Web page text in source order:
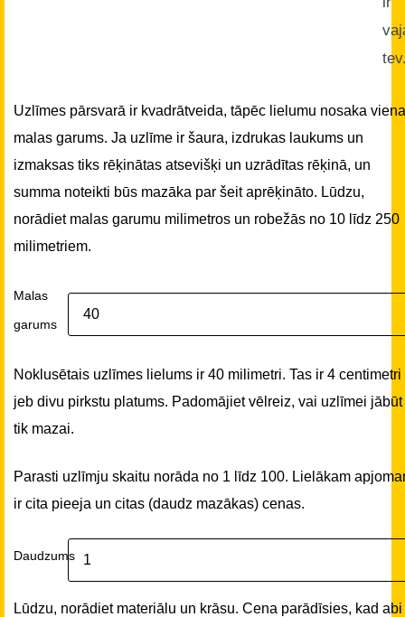
Uzlīmes pārsvarā ir kvadrātveida, tāpēc lielumu nosaka
malas garums. Ja uzlīme ir šaura, izdrukas laukums un
izmaksas tiks rēķinātas atsevišķi un uzrādītas rēķinā, un
summa noteikti būs mazāka par šeit aprēķināto. Lūdzu,
norādiet malas garumu milimetros un robežās no 10 līdz 250
milimetriem.
Malas
garums
Noklusētais uzlīmes lielums ir 40 milimetri. Tas ir 4 centimetri
jeb divu pirkstu platums. Padomājiet vēlreiz, vai uzlīmei jābūt
tik mazai.
Parasti uzlīmju skaitu norāda no 1 līdz 100. Lielākam
ir cita pieeja un citas (daudz mazākas) cenas.
Daudzums
Lūdzu, norādiet materiālu un krāsu. Cena parādīsies, kad abi